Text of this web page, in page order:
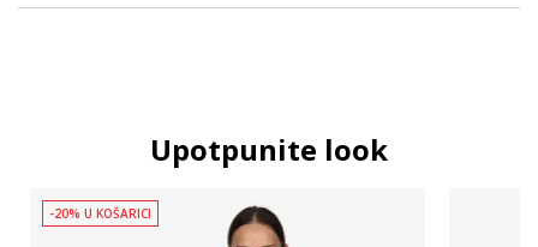
Upotpunite look
-20% U KOŠARICI